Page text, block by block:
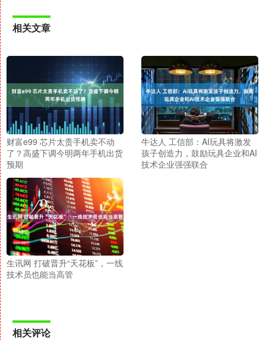
相关文章
财富e99 芯片太贵手机卖不动
了？高盛下调今明两年手机出货
预期
牛达人 工信部：AI玩具将激发
孩子创造力，鼓励玩具企业和AI
技术企业强强联合
生讯网 打破晋升“天花板”，一线
技术员也能当高管
相关评论